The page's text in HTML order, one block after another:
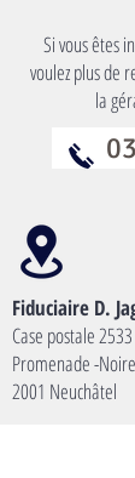
Si vous êtes
voulez plus de
la
Fiduciaire D.
Case postale 2533
Promenade -
2001 Neuchâtel